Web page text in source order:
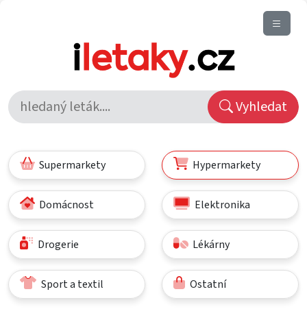
Vyhledat
Supermarkety Hypermarkety
Domácnost Elektronika
Drogerie Lékárny
Sport a textil Ostatní